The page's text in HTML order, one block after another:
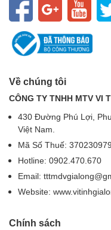
Về chúng tôi
CÔNG TY TNHH MTV VI
430 Đường Phú Lợi,
Việt Nam.
Mã Số Thuế:
Hotline: 0902.470.670
Email:
Website:
Chính sách